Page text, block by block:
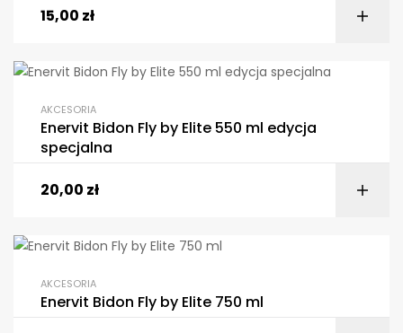
15,00 zł
AKCESORIA
Enervit Bidon Fly by Elite 550 ml edycja
specjalna
20,00 zł
AKCESORIA
Enervit Bidon Fly by Elite 750 ml